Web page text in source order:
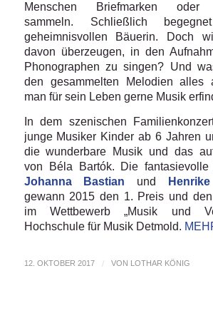
Menschen Briefmarken oder
sammeln. Schließlich
geheimnisvollen Bäuerin. Doch
davon überzeugen, in den
Phonographen zu singen? Und
den gesammelten Melodien alles
man für sein Leben gerne Musik
In dem szenischen
junge Musiker Kinder ab 6 Jahren
die wunderbare Musik und das
von Béla Bartók. Die fantasievolle
Johanna Bastian und
gewann 2015 den 1. Preis und
im Wettbewerb „Musik und
Hochschule für Musik Detmold.
12. OKTOBER 2017 / VON LOTHAR KÖNIG